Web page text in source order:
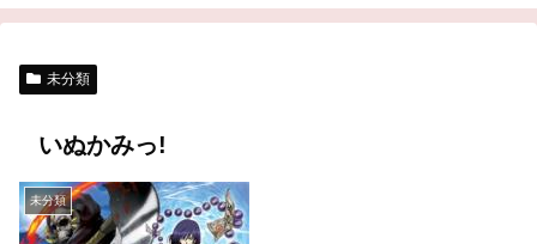
未分類
いぬかみっ!
未分類